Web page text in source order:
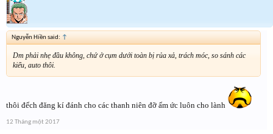
Nguyễn Hiền said: ↑
Dm phải nhẹ đầu không, chứ ở cụm dưới toàn bị rủa xả, trách móc, so sánh các
kiểu, auto thôi.
thôi đếch đăng kí đánh cho các thanh niên đỡ ấm ức luôn cho lành
12 Tháng một 2017